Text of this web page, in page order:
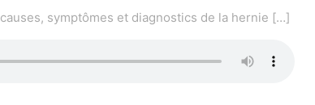
symptômes et diagnostics de la hernie […]